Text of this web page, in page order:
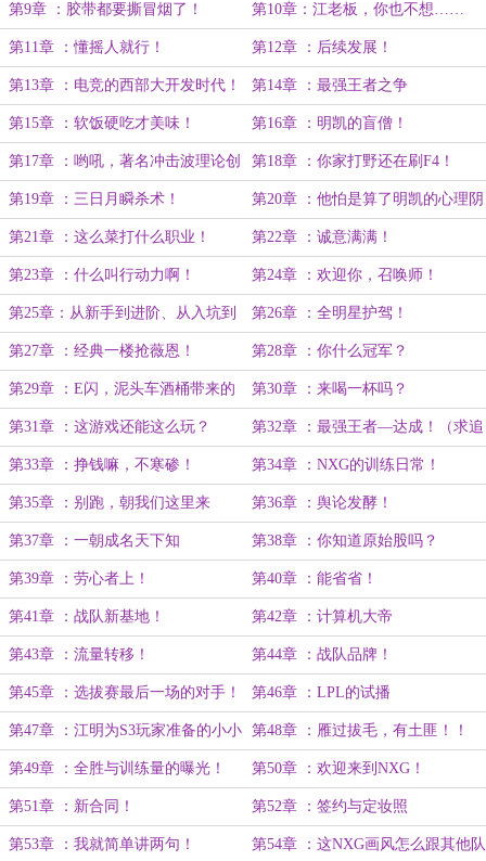
第9章 ：胶带都要撕冒烟了！ 第10章：江老板，你也不想……
第11章 ：懂摇人就行！ 第12章 ：后续发展！
第13章 ：电竞的西部大开发时代！ 第14章 ：最强王者之争
第15章 ：软饭硬吃才美味！ 第16章 ：明凯的盲僧！
第17章 ：哟吼，著名冲击波理论创
始者！
第18章 ：你家打野还在刷F4！
第19章 ：三日月瞬杀术！ 第20章 ：他怕是算了明凯的心理阴
影面积！
第21章 ：这么菜打什么职业！ 第22章 ：诚意满满！
第23章 ：什么叫行动力啊！ 第24章 ：欢迎你，召唤师！
第25章：从新手到进阶、从入坑到
入土
第26章 ：全明星护驾！
第27章 ：经典一楼抢薇恩！ 第28章 ：你什么冠军？
第29章 ：E闪，泥头车酒桶带来的
震撼
第30章 ：来喝一杯吗？
第31章 ：这游戏还能这么玩？ 第32章 ：最强王者—达成！（求追
读，求月票）
第33章 ：挣钱嘛，不寒碜！ 第34章 ：NXG的训练日常！
第35章 ：别跑，朝我们这里来 第36章 ：舆论发酵！
第37章 ：一朝成名天下知 第38章 ：你知道原始股吗？
第39章 ：劳心者上！ 第40章 ：能省省！
第41章 ：战队新基地！ 第42章 ：计算机大帝
第43章 ：流量转移！ 第44章 ：战队品牌！
第45章 ：选拔赛最后一场的对手！ 第46章 ：LPL的试播
第47章 ：江明为S3玩家准备的小小
震撼
第48章 ：雁过拔毛，有土匪！！
第49章 ：全胜与训练量的曝光！ 第50章 ：欢迎来到NXG！
第51章 ：新合同！ 第52章 ：签约与定妆照
第53章 ：我就简单讲两句！ 第54章 ：这NXG画风怎么跟其他队